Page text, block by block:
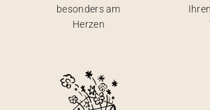
besonders am
Herzen